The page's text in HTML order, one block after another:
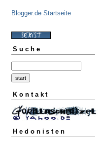
Blogger.de Startseite
Suche
Kontakt
Hedonisten